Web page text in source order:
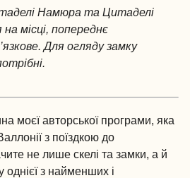
Намюра та Цитаделі
місці, попереднє
Для огляду замку
моєї авторської програми, яка
з поїздкою до
не лише скелі та замки, а й
з найменших і